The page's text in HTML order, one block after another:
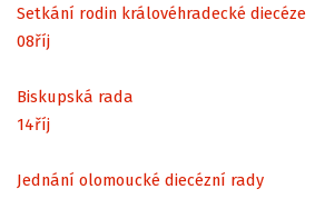
Setkání rodin královéhradecké diecéze
08říj
Biskupská rada
14říj
Jednání olomoucké diecézní rady